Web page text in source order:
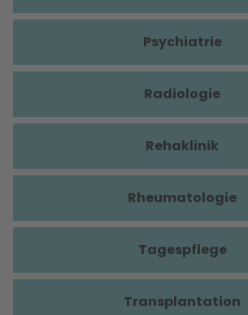
Psychiatrie
Radiologie
Rehaklinik
Rheumatologie
Tagespflege
Transplantation